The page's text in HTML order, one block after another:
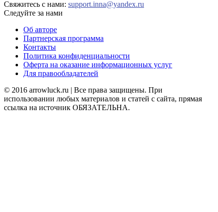
Свяжитесь с нами: support.inna@yandex.ru
Следуйте за нами
Об авторе
Партнерская программа
Контакты
Политика конфиденциальности
Оферта на оказание информационных услуг
Для правообладателей
© 2016 arrowluck.ru | Все права защищены. При
использовании любых материалов и статей с сайта, прямая
ссылка на источник ОБЯЗАТЕЛЬНА.